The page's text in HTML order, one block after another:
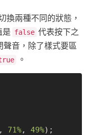
換兩種不同的狀態，
是 false 代表按下之
音，除了樣式要區
。
, 71%, 49%);